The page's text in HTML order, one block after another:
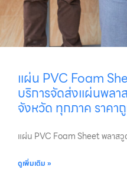
แผ่น PVC Foam
บริการจัดส่งแผ่นพลา
จังหวัด ทุกภาค ราค
แผ่น PVC Foam Sheet พลาสวู
ดูเพิ่มเติม »